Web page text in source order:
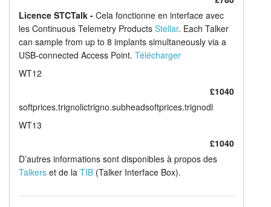
Licence STCTalk - Cela fonctionne en interface avec
les Continuous Telemetry Products Stellar. Each Talker
can sample from up to 8 implants simultaneously via a
USB-connected Access Point. Télécharger
WT12
£1040
softprices.trignolictrigno.subheadsoftprices.trignodl
WT13
£1040
D’autres informations sont disponibles à propos des
Talkerset de la TIB(Talker Interface Box).